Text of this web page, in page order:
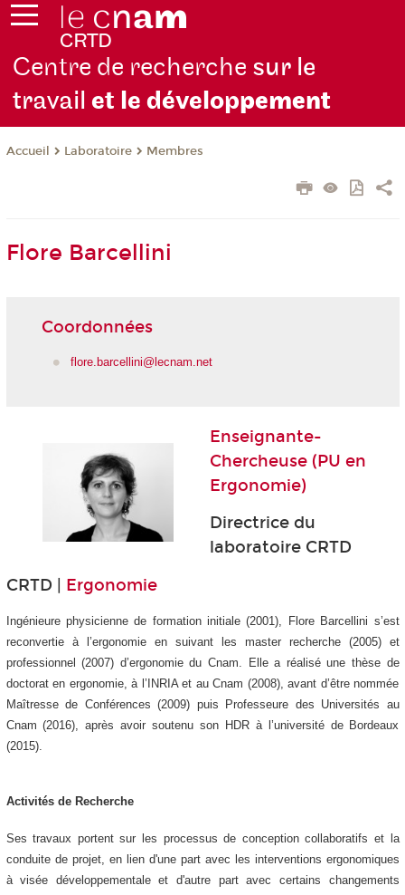
Centre de recherche sur le
travailet le développement
Accueil Laboratoire Membres
Flore Barcellini
Coordonnées
flore.barcellini@lecnam.net
Enseignante-
Chercheuse (PU en
Ergonomie)
Directrice du
laboratoire CRTD
CRTD | Ergonomie
Ingénieure physicienne de formation initiale (2001), Flore Barcellini s’est
reconvertie à l’ergonomie en suivant les master recherche (2005) et
professionnel (2007) d’ergonomie du Cnam. Elle a réalisé une thèse de
doctorat en ergonomie, à l’INRIA et au Cnam (2008), avant d’être nommée
Maîtresse de Conférences (2009) puis Professeure des Universités au
Cnam (2016), après avoir soutenu son HDR à l’université de Bordeaux
(2015).
Activités de Recherche
Ses travaux portent sur les processus de conception collaboratifs et la
conduite de projet, en lien d'une part avec les interventions ergonomiques
à visée développementale et d'autre part avec certains changements